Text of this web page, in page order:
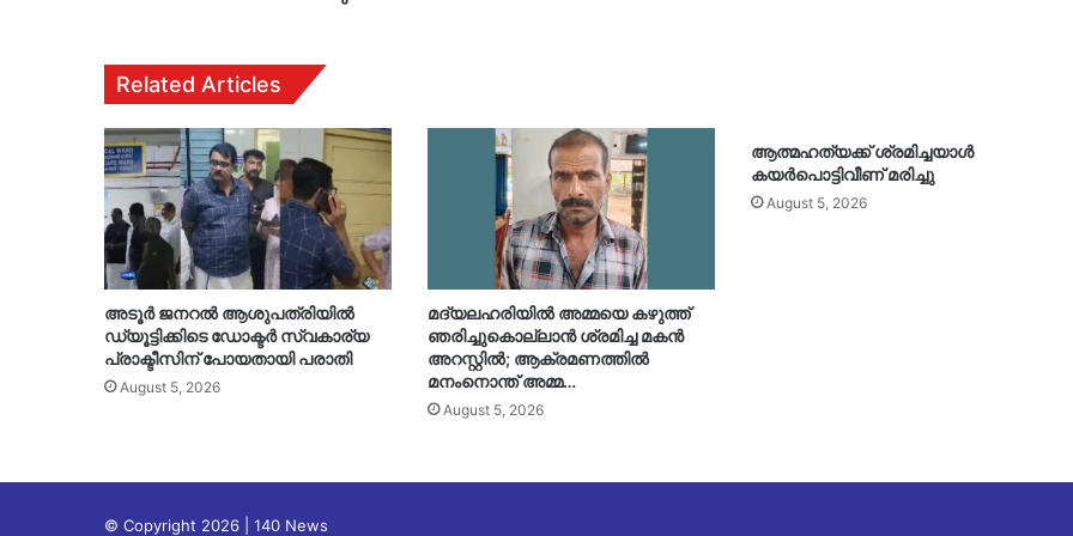
Related Articles
അടൂർ ജനറൽ ആശുപത്രിയിൽ
ഡ്യൂട്ടിക്കിടെ ഡോക്ടർ സ്വകാര്യ
പ്രാക്ടീസിന് പോയതായി പരാതി
August 5, 2026
മദ്യലഹരിയിൽ അമ്മയെ കഴുത്ത്
ഞരിച്ചുകൊല്ലാൻ‌ ശ്രമിച്ച മകൻ
അറസ്റ്റിൽ; ആക്രമണത്തിൽ
മനംനൊന്ത് അമ്മ…
August 5, 2026
ആത്മഹത്യക്ക് ശ്രമിച്ചയാൾ
കയർപൊട്ടിവീണ് മരിച്ചു
August 5, 2026
© Copyright 2026 | 140 News